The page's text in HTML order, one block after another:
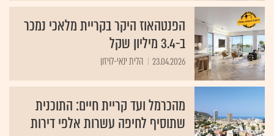
הפנטהאוז היקר בקריית מלאכי נמכר
ב-3.4 מיליון שקל
23.04.2026 הלית ינאי-לויזון
מהכרמל ועד קריית חיים: התוכנית
שתוסיף לחיפה עשרות אלפי דירות